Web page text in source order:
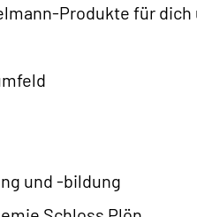
Produkte für dich
und -bildung